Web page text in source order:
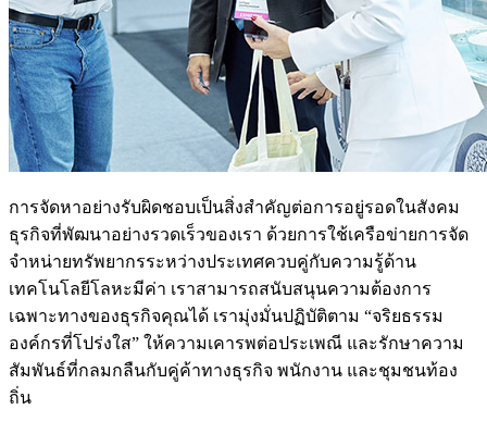
การจัดหาอย่างรับผิดชอบเป็นสิ่งสำคัญต่อการอยู่รอดในสังคม
ธุรกิจที่พัฒนาอย่างรวดเร็วของเรา ด้วยการใช้เครือข่ายการจัด
จำหน่ายทรัพยากรระหว่างประเทศควบคู่กับความรู้ด้าน
เทคโนโลยีโลหะมีค่า เราสามารถสนับสนุนความต้องการ
เฉพาะทางของธุรกิจคุณได้ เรามุ่งมั่นปฏิบัติตาม “จริยธรรม
องค์กรที่โปร่งใส” ให้ความเคารพต่อประเพณี และรักษาความ
สัมพันธ์ที่กลมกลืนกับคู่ค้าทางธุรกิจ พนักงาน และชุมชนท้อง
ถิ่น